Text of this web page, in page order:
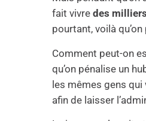
fait vivredes
pourtant, voilà
Comment peut-on
qu’on pénalise un
les mêmes gens
afin de laisser